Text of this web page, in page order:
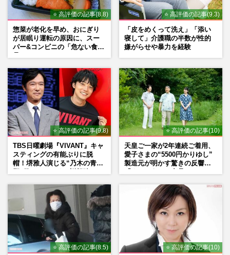
⭐ 高評価の記事(8.8)
惣菜が老化を早め、おにぎり
が居眠り運転の原因に、スー
パー&コンビニの「危ない食
⭐ 高評価の記事(9.3)
「皮をめくって洗え」「添い
寝して」介護職の半数が性的
嫌がらせや暴力を経験
⭐ 高評価の記事(9.8)
TBS日曜劇場『VIVANT』キャ
スティングの有能ぶりに脱
帽！堺雅人演じる“乃木の青年
マン長男・櫻井海音だった
⭐ 高評価の記事(10)
天皇ご一家が2年連続ご着用、
愛子さまの“5500円かりゆし”
製造元が明かす驚きの反響
⭐ 高評価の記事(8.5) ⭐ 高評価の記事(10)